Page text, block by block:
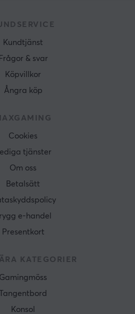
Kundtjänst
Frågor & svar
Köpvillkor
Ångra köp
Cookies
tjänster
Om oss
Betalsätt
e-handel
Presentkort
KATEGORIER
Gamingmöss
Tangentbord
Konsol